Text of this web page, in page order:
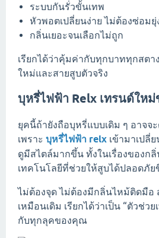
ระบบกันรั่วขั้นเทพ
หัวพอตเปลี่ยนง่าย ไม่ต้องซ่อมยุ่
กลิ่นเยอะจนเลือกไม่ถูก
เรียกได้ว่าคุ้มค่ากับทุกบาททุกสตา
ใหม่และสายสูบตัวจริง
บุหรี่ไฟฟ้า Relx เทรนด์ให
ยุคนี้ถ้ายังถือบุหรี่แบบเดิม ๆ อาจจ
เพราะ บุหรี่ไฟฟ้า relx เข้ามาเปลี่
ดูมีสไตล์มากขึ้น ทั้งในเรื่องของก
เทคโนโลยีที่ช่วยให้สูบได้ปลอดภัย
ไม่ต้องจุด ไม่ต้องมีกลิ่นไหม้ติดมือ
เหมือนเดิม เรียกได้ว่าเป็น “ตัวช่ว
กับทุกลุคของคุณ